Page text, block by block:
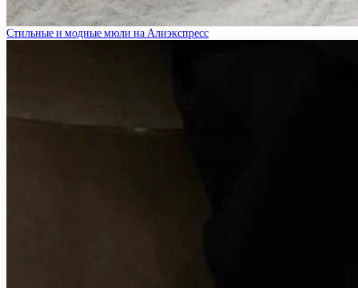
Стильные и модные мюли на Алиэкспресс